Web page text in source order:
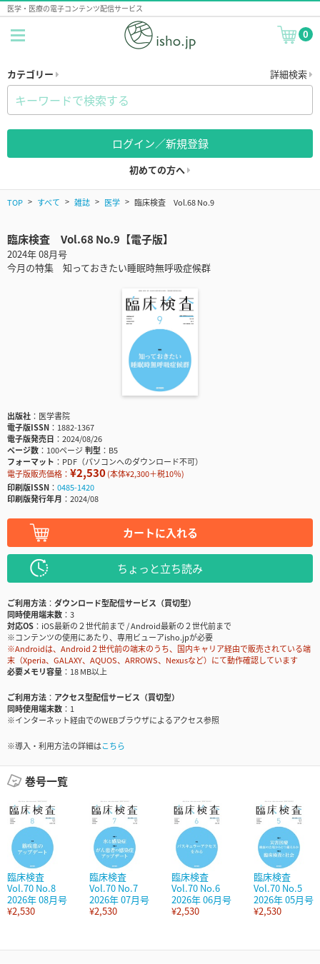
医学・医療の電子コンテンツ配信サービス
0
カテゴリー 詳細検索
ログイン／新規登録
初めての方へ
TOP すべて 雑誌 医学 臨床検査 Vol.68 No.9
臨床検査 Vol.68 No.9【電子版】
2024年 08月号
今月の特集 知っておきたい睡眠時無呼吸症候群
出版社
医学書院
電子版ISSN
1882-1367
電子版発売日
2024/08/26
ページ数
100ページ判型
B5
フォーマット
PDF（パソコンへのダウンロード不可）
電子版販売価格： ¥2,530(本体¥2,300＋税10％)
印刷版ISSN
0485-1420
印刷版発行年月
2024/08
カートに入れる
ちょっと立ち読み
ご利用方法
ダウンロード型配信サービス（買切型）
同時使用端末数
3
対応OS
iOS最新の２世代前まで / Android最新の２世代前まで
※コンテンツの使用にあたり、専用ビューアisho.jpが必要
※Androidは、Android２世代前の端末のうち、国内キャリア経由で販売されている端
末（Xperia、GALAXY、AQUOS、ARROWS、Nexusなど）にて動作確認しています
必要メモリ容量
18 MB以上
ご利用方法
アクセス型配信サービス（買切型）
同時使用端末数
1
※インターネット経由でのWEBブラウザによるアクセス参照
※導入・利用方法の詳細はこちら
巻号一覧
臨床検査
Vol.70 No.8
2026年 08月号
¥2,530
臨床検査
Vol.70 No.7
2026年 07月号
¥2,530
臨床検査
Vol.70 No.6
2026年 06月号
¥2,530
臨床検査
Vol.70 No.5
2026年 05月号
¥2,530